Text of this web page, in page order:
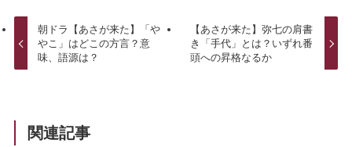
朝ドラ【あさが来た】「や
やこ」はどこの方言？意
味、語源は？
【あさが来た】弥七の肩書
き「手代」とは？いずれ番
頭への昇格なるか
関連記事